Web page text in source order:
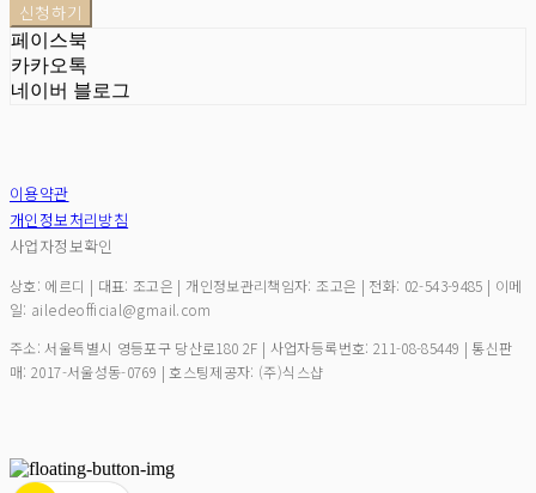
신청하기
페이스북
카카오톡
네이버 블로그
이용약관
개인정보처리방침
사업자정보확인
상호: 에르디 | 대표: 조고은 | 개인정보관리책임자: 조고은 | 전화: 02-543-9485 | 이메
일: ailedeofficial@gmail.com
주소: 서울특별시 영등포구 당산로180 2F | 사업자등록번호: 211-08-85449 | 통신판
매:2017-서울성동-0769 | 호스팅제공자: (주)식스샵